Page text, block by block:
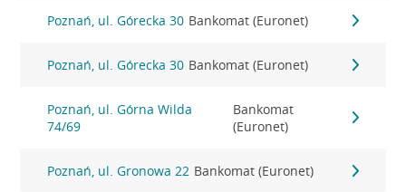
Poznań, ul. Górecka 30 Bankomat (Euronet)
Poznań, ul. Górecka 30 Bankomat (Euronet)
Poznań, ul. Górna Wilda
74/69
Bankomat
(Euronet)
Poznań, ul. Gronowa 22 Bankomat (Euronet)